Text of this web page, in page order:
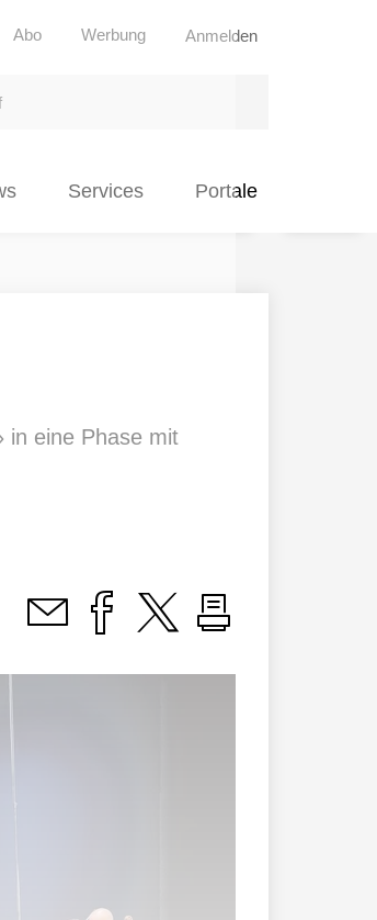
Abo Werbung Anmelden
Services Portale
in eine Phase mit